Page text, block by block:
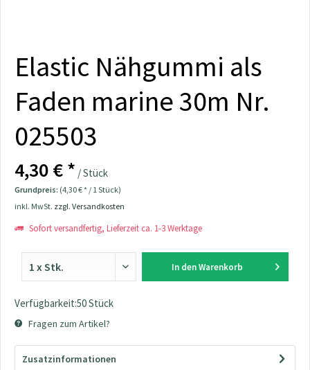
Elastic Nähgummi als
Faden marine 30m Nr.
025503
4,30 € * / Stück
Grundpreis: (4,30 € * / 1 Stück)
inkl. MwSt. zzgl. Versandkosten
Sofort versandfertig, Lieferzeit ca. 1-3 Werktage
In den Warenkorb
Verfügbarkeit:50 Stück
Fragen zum Artikel?
Zusatzinformationen